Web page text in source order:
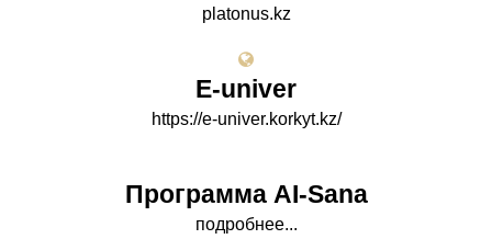
platonus.kz
E-univer
https://e-univer.korkyt.kz/
Программа AI-Sana
подробнее...